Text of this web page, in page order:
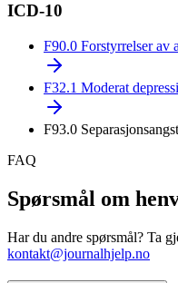
ICD-10
F90.0 Forstyrrelser av
F32.1 Moderat
F93.0
FAQ
Spørsmål om
Har du andre spørsmål? Ta
kontakt@journalhjelp.no